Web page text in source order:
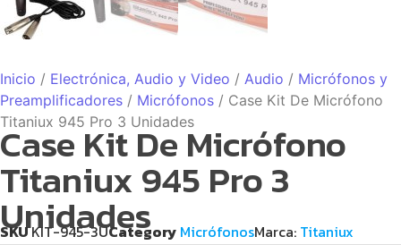
Inicio / Electrónica, Audio y Video / Audio / Micrófonos y
Preamplificadores / Micrófonos / Case Kit De Micrófono
Titaniux 945 Pro 3 Unidades
Case Kit De Micrófono
Titaniux 945 Pro 3
Unidades
SKUKIT-945-3UCategory MicrófonosMarca: Titaniux